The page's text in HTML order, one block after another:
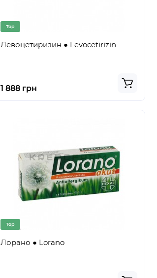
Top
Левоцетиризин ● Levocetirizin
1 888 грн
Top
Лорано ● Lorano